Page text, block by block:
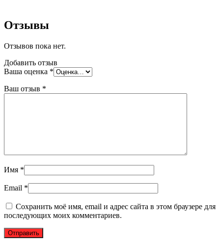
Отзывы
Отзывов пока нет.
Добавить отзыв
Ваша оценка *
Ваш отзыв *
Имя *
Email *
Сохранить моё имя, email и адрес сайта в этом браузере для
последующих моих комментариев.